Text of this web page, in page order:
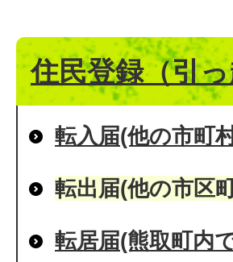
住民登録（引
転入届(他の市町
転出届(他の市区
転居届(熊取町内